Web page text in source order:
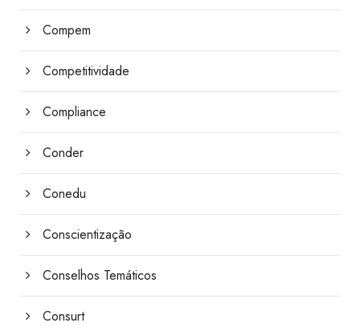
Compem
Competitividade
Compliance
Conder
Conedu
Conscientização
Conselhos Temáticos
Consurt